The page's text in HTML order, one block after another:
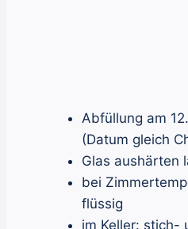
Abfüllung am
(Datum gleich
Glas aushärten
bei
flüssig
im Keller: stich-